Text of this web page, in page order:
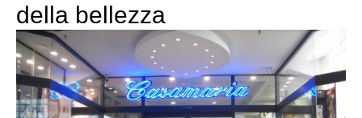
della bellezza